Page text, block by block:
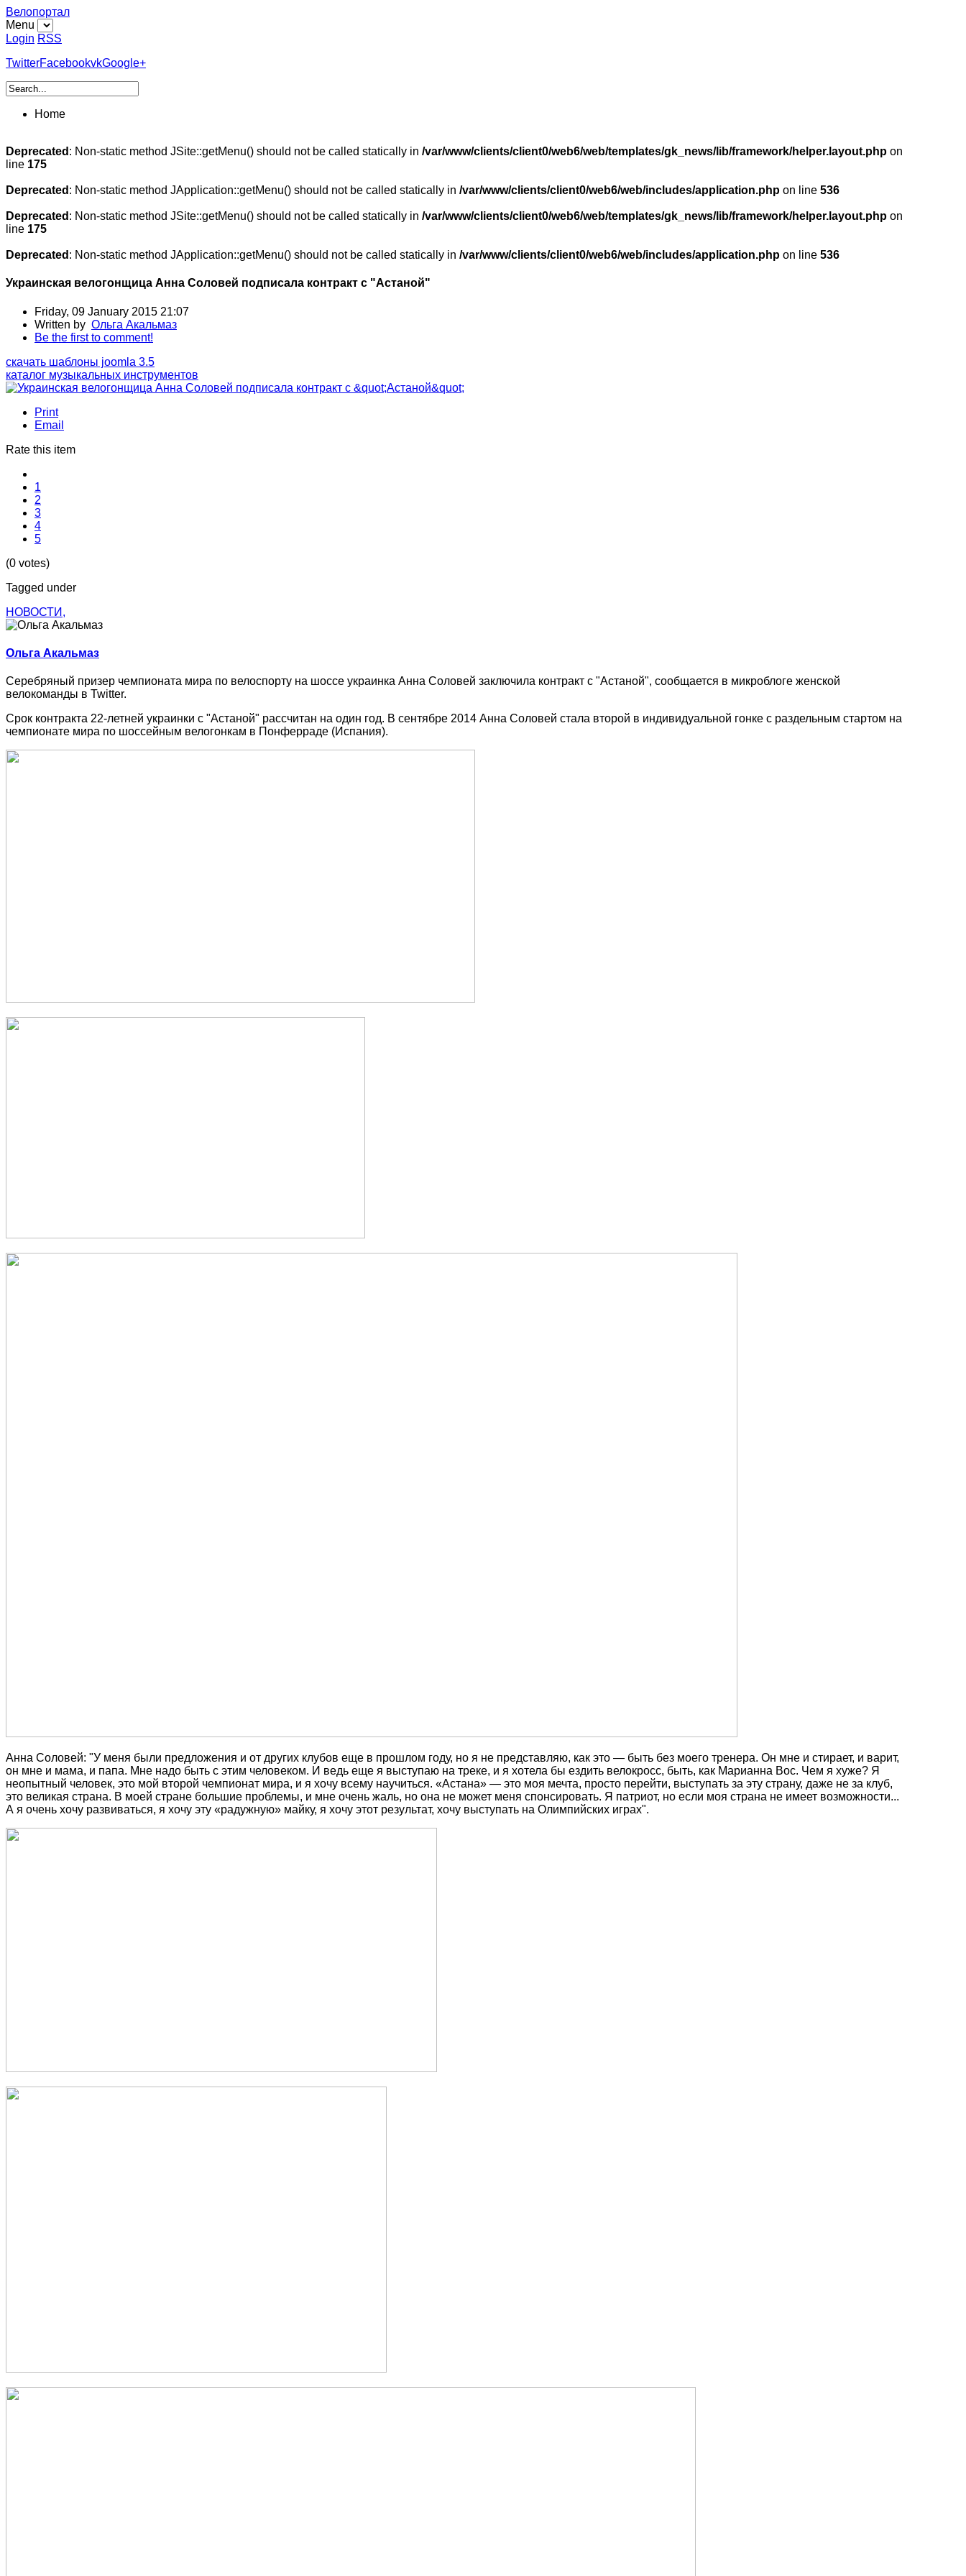
Велопортал
Menu
Login RSS
TwitterFacebookvkGoogle+
Home
Deprecated : Non-static method JSite::getMenu() should not be called statically in /var/www/clients/client0/web6/web/templates/gk_news/lib/framework/helper.layout.php on
line 175
Deprecated : Non-static method JApplication::getMenu() should not be called statically in /var/www/clients/client0/web6/web/includes/application.php on line 536
Deprecated : Non-static method JSite::getMenu() should not be called statically in /var/www/clients/client0/web6/web/templates/gk_news/lib/framework/helper.layout.php on
line 175
Deprecated : Non-static method JApplication::getMenu() should not be called statically in /var/www/clients/client0/web6/web/includes/application.php on line 536
Украинская велогонщица Анна Соловей подписала контракт с "Астаной"
Friday, 09 January 2015 21:07
Written by Ольга Акальмаз
Be the first to comment!
скачать шаблоны joomla 3.5
каталог музыкальных инструментов
Print
Email
Rate this item
1
2
3
4
5
(0 votes)
Tagged under
НОВОСТИ,
Ольга Акальмаз
Серебряный призер чемпионата мира по велоспорту на шоссе украинка Анна Соловей заключила контракт с "Астаной", сообщается в микроблоге женской
велокоманды в Twitter.
Срок контракта 22-летней украинки с "Астаной" рассчитан на один год. В сентябре 2014 Анна Соловей стала второй в индивидуальной гонке с раздельным стартом на
чемпионате мира по шоссейным велогонкам в Понферраде (Испания).
Анна Соловей: "У меня были предложения и от других клубов еще в прошлом году, но я не представляю, как это — быть без моего тренера. Он мне и стирает, и варит,
он мне и мама, и папа. Мне надо быть с этим человеком. И ведь еще я выступаю на треке, и я хотела бы ездить велокросс, быть, как Марианна Вос. Чем я хуже? Я
неопытный человек, это мой второй чемпионат мира, и я хочу всему научиться. «Астана» — это моя мечта, просто перейти, выступать за эту страну, даже не за клуб,
это великая страна. В моей стране большие проблемы, и мне очень жаль, но она не может меня спонсировать. Я патриот, но если моя страна не имеет возможности...
А я очень хочу развиваться, я хочу эту «радужную» майку, я хочу этот результат, хочу выступать на Олимпийских играх".